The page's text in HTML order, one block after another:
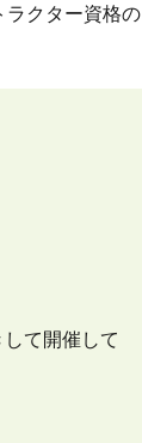
ラクター資格の
て開催して